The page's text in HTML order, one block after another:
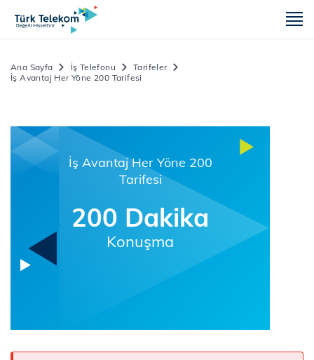
Ana Sayfa İş Telefonu
Tarifeler
İş Avantaj Her Yöne 200 Tarifesi
İş Avantaj Her Yöne 200
Tarifesi
200 Dakika
Konuşma